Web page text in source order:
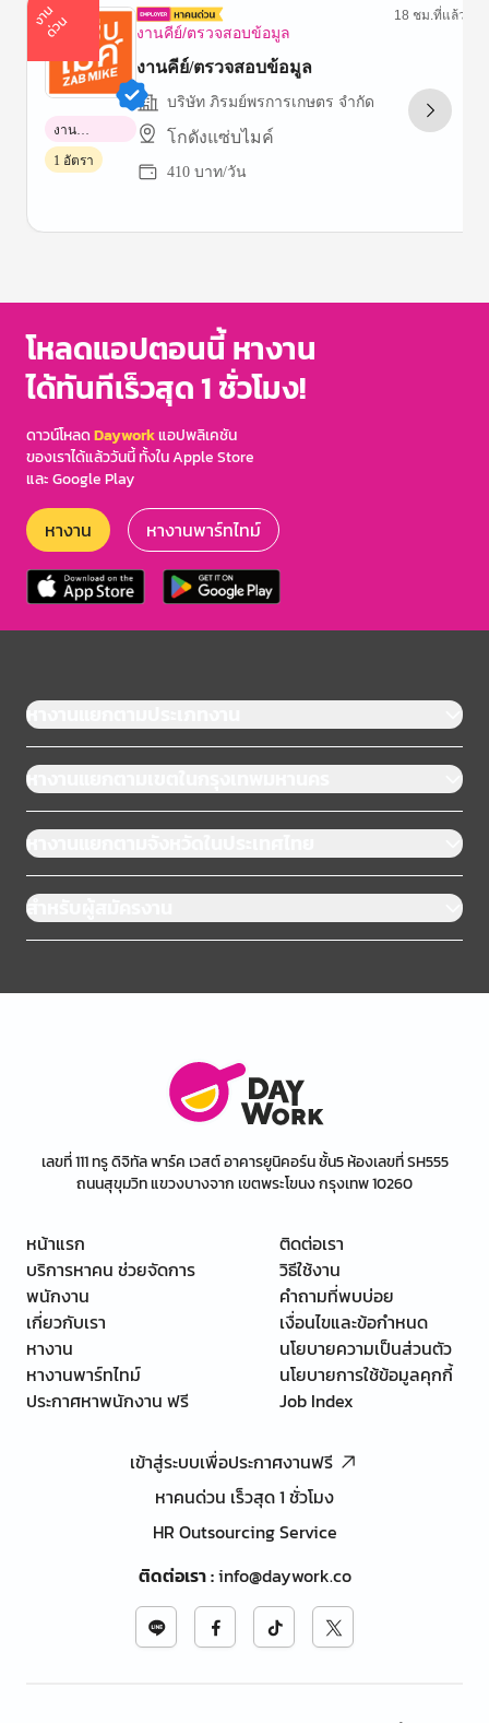
ง
า
น
ด่
ว
น งานคีย์/ตรวจสอบข้อมูล
18 ชม.ที่แล้ว
งานคีย์/ตรวจสอบข้อมูล
บริษัท ภิรมย์พรการเกษตร จำกัด
โกดังแซ่บไมค์
410 บาท/วัน
งาน
พาร์ทไทม์
1 อัตรา
of
โหลดแอปตอนนี้ หางาน
ได้ทันทีเร็วสุด 1 ชั่วโมง!
ดาวน์โหลดDayworkแอปพลิเคชัน
ของเราได้แล้ววันนี้ ทั้งใน Apple Store
และ Google Play
หางาน หางานพาร์ทไทม์
หางานแยกตามประเภทงาน
หางานแยกตามเขตในกรุงเทพมหานคร
หางานแยกตามจังหวัดในประเทศไทย
สำหรับผู้สมัครงาน
เลขที่ 111 ทรู ดิจิทัล พาร์ค เวสต์ อาคารยูนิคอร์น ชั้น5 ห้องเลขที่ SH555
ถนนสุขุมวิท แขวงบางจาก เขตพระโขนง กรุงเทพ 10260
หน้าแรก
บริการหาคน ช่วยจัดการ
พนักงาน
เกี่ยวกับเรา
หางาน
หางานพาร์ทไทม์
ประกาศหาพนักงาน ฟรี
ติดต่อเรา
วิธีใช้งาน
คำถามที่พบบ่อย
เงื่อนไขและข้อกำหนด
นโยบายความเป็นส่วนตัว
นโยบายการใช้ข้อมูลคุกกี้
Job Index
เข้าสู่ระบบเพื่อประกาศงานฟรี
หาคนด่วน เร็วสุด 1 ชั่วโมง
HR Outsourcing Service
ติดต่อเรา:info@daywork.co